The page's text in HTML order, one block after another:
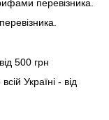
перевізника.
500 грн
Україні - від